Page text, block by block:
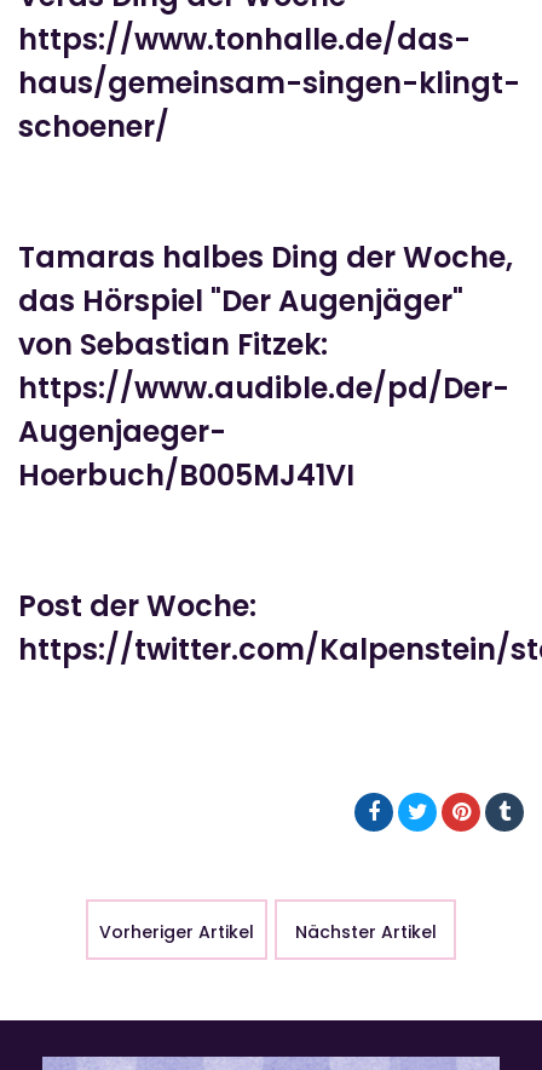
https://www.tonhalle.de/das-
haus/gemeinsam-singen-klingt-
schoener/
Tamaras halbes Ding der Woche,
das Hörspiel "Der Augenjäger"
von Sebastian Fitzek:
https://www.audible.de/pd/Der-
Augenjaeger-
Hoerbuch/B005MJ41VI
Post der Woche:
https://twitter.com/Kalpenstein/
Vorheriger Artikel Nächster Artikel